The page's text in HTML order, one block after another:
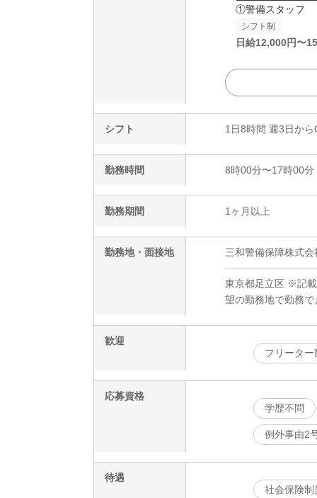
①警備スタッフ
シフト制
日給12,000円〜
シフト 1日8時間 週3日から
勤務時間 8時00分〜17時00分
勤務期間 1ヶ月以上
勤務地・面接地 三和警備保障株式
東京都足立区 ※記
望の勤務地で勤務
歓迎
フリーター
応募資格
学歴不問
例外事由2
待遇
社会保険制